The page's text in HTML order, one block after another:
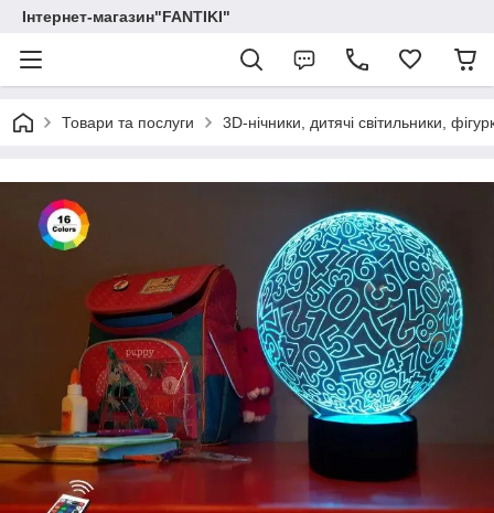
Інтернет-магазин"FANTIKI"
Товари та послуги 3D-нічники, дитячі світильники,